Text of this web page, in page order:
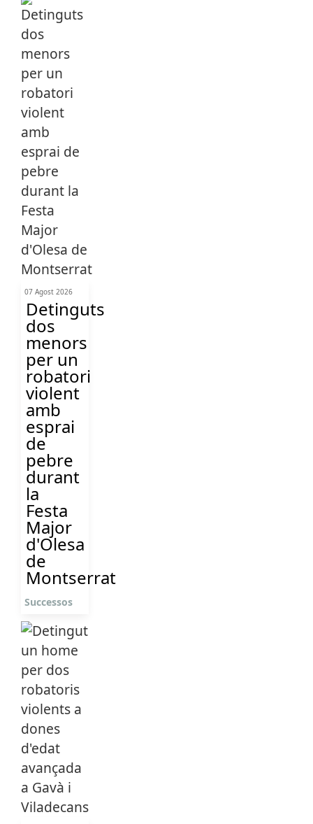
07 Agost 2026
Detinguts
dos
menors
per un
robatori
violent
amb
esprai
de
pebre
durant
la
Festa
Major
d'Olesa
de
Montserrat
Successos